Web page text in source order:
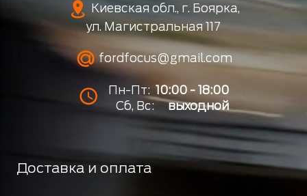
Киевская обл., г. Боярка,
ул. Магистральная 117
fordfocus@gmail.com
Пн-Пт: 10:00 - 18:00
Сб, Вс:
выходной
Доставка и оплата